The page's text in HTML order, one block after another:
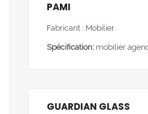
PAMI
Fabricant : Mobilier
Spécification: mobilier
GUARDIAN GLASS